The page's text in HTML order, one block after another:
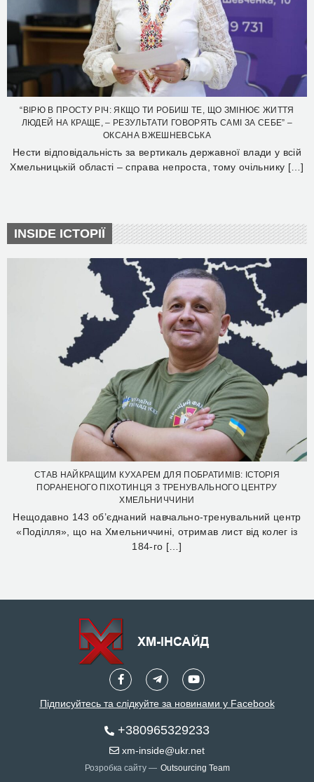
“ВІРЮ В ПРОСТУ РІЧ: ЯКЩО ТИ РОБИШ ТЕ, ЩО ЗМІНЮЄ ЖИТТЯ
ЛЮДЕЙ НА КРАЩЕ, – РЕЗУЛЬТАТИ ГОВОРЯТЬ САМІ ЗА СЕБЕ” –
ОКСАНА ВЖЕШНЕВСЬКА
Нести відповідальність за вертикаль державної влади у всій
Хмельницькій області – справа непроста, тому очільнику […]
INSIDE ІСТОРІЇ
СТАВ НАЙКРАЩИМ КУХАРЕМ ДЛЯ ПОБРАТИМІВ: ІСТОРІЯ
ПОРАНЕНОГО ПІХОТИНЦЯ З ТРЕНУВАЛЬНОГО ЦЕНТРУ
ХМЕЛЬНИЧЧИНИ
Нещодавно 143 об’єднаний навчально-тренувальний центр
«Поділля», що на Хмельниччині, отримав лист від колег із
184-го […]
Підписуйтесь та слідкуйте за новинами у Facebook
+380965329233
xm-inside@ukr.net
Розробка сайту — Outsourcing Team